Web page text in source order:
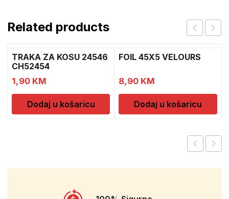
Related products
TRAKA ZA KOSU 24546
CH52454
1,90 KM
Dodaj u košaricu
FOIL 45X5 VELOURS
8,90 KM
Dodaj u košaricu